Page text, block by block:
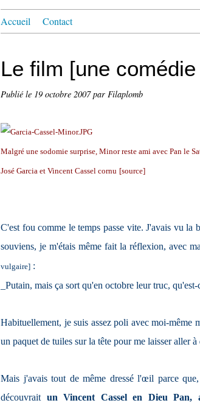
Accueil Contact
Le film [une
Publié le 19 octobre 2007par Filaplomb
Malgré une sodomie surprise, Minor reste ami avec Pan le
José Garcia et Vincent Cassel cornu [source]
C'est fou comme le temps passe vite. J'avais vu
souviens, je m'étais même fait la réflexion, avec
vulgaire] :
_Putain, mais ça sort qu'en octobre leur truc,
Habituellement, je suis assez poli avec moi-même
un paquet de tuiles sur la tête pour me laisser aller à
Mais j'avais tout de même dressé l'œil parce
découvrait un Vincent Cassel en Dieu Pan,